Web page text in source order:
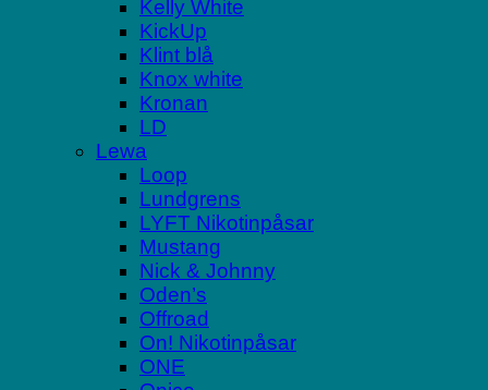
Kelly White
KickUp
Klint blå
Knox white
Kronan
LD
Lewa
Loop
Lundgrens
LYFT Nikotinpåsar
Mustang
Nick & Johnny
Oden’s
Offroad
On! Nikotinpåsar
ONE